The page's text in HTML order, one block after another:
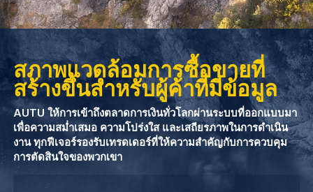
สภาพแวดล้อมการซื้อขายที่
สร้างขึ้นสำหรับผู้ค้าที่มีข้อมูล
AUTU ให้การเข้าถึงตลาดการเงินทั่วโลกผ่านระบบที่ออกแบบมา
เพื่อความสม่ำเสมอ ความโปร่งใส และเสถียรภาพในการดำเนิน
งาน ทุกฟีเจอร์รองรับเทรดเดอร์ที่ให้ความสำคัญกับการควบคุม
การตัดสินใจของพวกเขา